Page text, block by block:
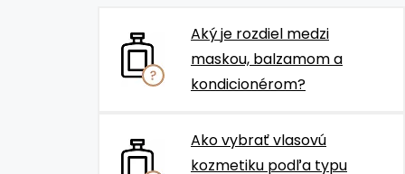
Aký je rozdiel medzi
maskou, balzamom a
kondicionérom?
Ako vybrať vlasovú
kozmetiku podľa typu